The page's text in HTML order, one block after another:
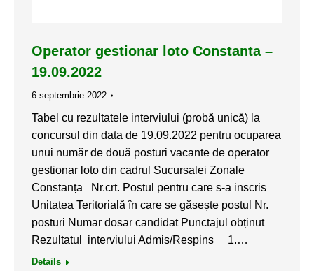
Operator gestionar loto Constanta –
19.09.2022
6 septembrie 2022
Tabel cu rezultatele interviului (probă unică) la
concursul din data de 19.09.2022 pentru ocuparea
unui număr de două posturi vacante de operator
gestionar loto din cadrul Sucursalei Zonale
Constanța Nr.crt. Postul pentru care s-a inscris
Unitatea Teritorială în care se găsește postul Nr.
posturi Numar dosar candidat Punctajul obținut
Rezultatul interviului Admis/Respins 1.…
Details